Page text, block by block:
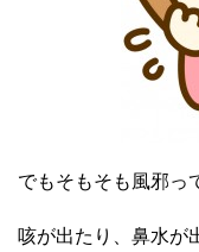
でもそもそも風邪っ
咳が出たり、鼻水が